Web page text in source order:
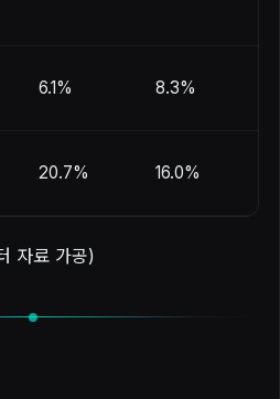
6.1% 8.3%
20.7% 16.0%
자료 가공)